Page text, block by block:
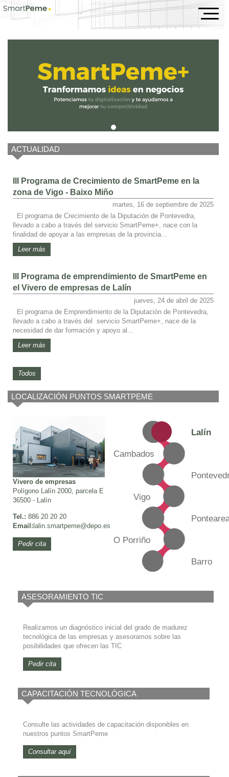
Inicio
ACTUALIDAD
III Programa de Crecimiento de SmartPeme en la
zona de Vigo - Baixo Miño
martes, 16 de septiembre de 2025
El programa de Crecimiento de la Diputación de Pontevedra,
llevado a cabo a través del servicio SmartPeme+, nace con la
finalidad de apoyar a las empresas de la provincia...
Leer más
III Programa de emprendimiento de SmartPeme en
el Vivero de empresas de Lalín
jueves, 24 de abril de 2025
El programa de Emprendimiento de la Diputación de Pontevedra,
llevado a cabo a través del servicio SmartPeme+, nace de la
necesidad de dar formación y apoyo al...
Leer más
Todos
LOCALIZACIÓN PUNTOS SMARTPEME
Vivero de empresas
Polígono Lalín 2000, parcela E
36500 - Lalín
Tel.: 886 20 20 20
Email:lalin.smartpeme@depo.es
Pedir cita
Lalín
Cambados
Vigo
O Porriño
Barro
ASESORAMIENTO TIC
Realizamos un diagnóstico inicial del grado de madurez
tecnológica de las empresas y asesoramos sobre las
posibilidades que ofrecen las TIC
Pedir cita
CAPACITACIÓN TECNOLÓGICA
Consulte las actividades de capacitación disponibles en
nuestros puntos SmartPeme
Consultar aquí